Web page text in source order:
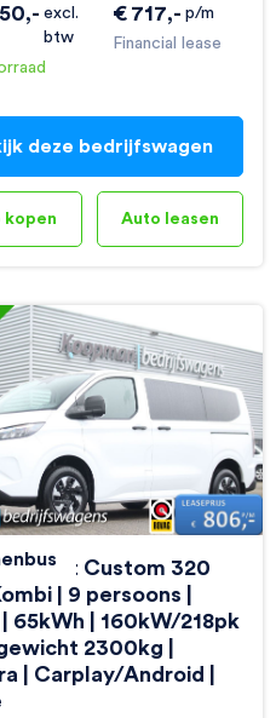
€ 717,- p/m
Financial lease
,- excl.
btw
deze bedrijfswagen
kopen Auto leasen
Transit Custom 320
| 9 persoons |
65kWh | 160kW/218pk
2300kg |
| Carplay/Android |